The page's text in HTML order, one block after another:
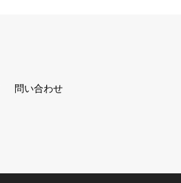
問い合わせ